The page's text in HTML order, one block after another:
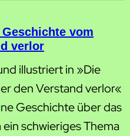
vom
verlor
illustriert in »Die
den Verstand verlor«
Geschichte über das
schwieriges Thema